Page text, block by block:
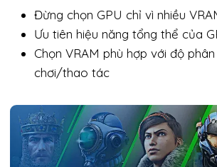
Đừng chọn GPU chỉ vì nhiều
Ưu tiên hiệu năng tổng thể của
Chọn VRAM phù hợp với độ
chơi/thao tác